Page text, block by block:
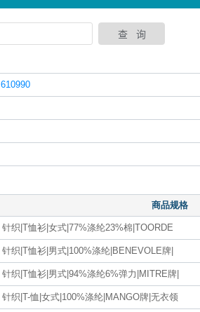
610990
商品规格
针织|T恤衫|女式|77%涤纶23%棉|TOORDE
针织|T恤衫|男式|100%涤纶|BENEVOLE牌|
针织|T恤衫|男式|94%涤纶6%弹力|MITRE牌|
针织|T-恤|女式|100%涤纶|MANGO牌|无衣领